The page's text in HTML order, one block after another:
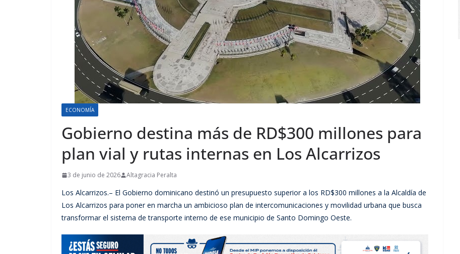
ECONOMÍA
Gobierno destina más de RD$300 millones para
plan vial y rutas internas en Los Alcarrizos
3 de junio de 2026 Altagracia Peralta
Los Alcarrizos.– El Gobierno dominicano destinó un presupuesto superior a los RD$300 millones a la Alcaldía de
Los Alcarrizos para poner en marcha un ambicioso plan de intercomunicaciones y movilidad urbana que busca
transformar el sistema de transporte interno de ese municipio de Santo Domingo Oeste.